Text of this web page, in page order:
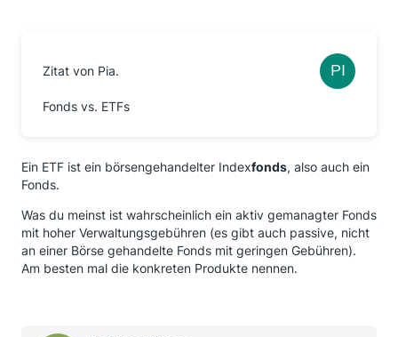
Zitat von Pia.
Fonds vs. ETFs
Ein ETF ist ein börsengehandelter Indexfonds, also auch ein
Fonds.
Was du meinst ist wahrscheinlich ein aktiv gemanagter Fonds
mit hoher Verwaltungsgebühren (es gibt auch passive, nicht
an einer Börse gehandelte Fonds mit geringen Gebühren).
Am besten mal die konkreten Produkte nennen.